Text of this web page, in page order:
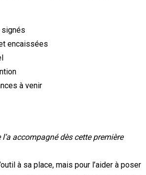
encaissées
à venir
accompagné dès cette première
à sa place, mais pour l’aider à poser